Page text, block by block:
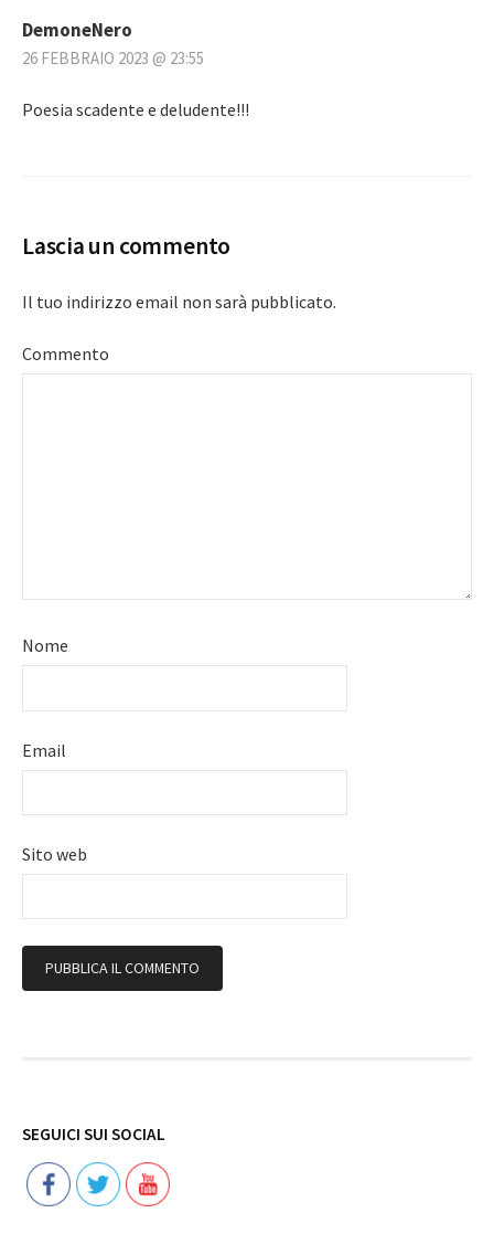
DemoneNero
26 FEBBRAIO 2023 @ 23:55
Poesia scadente e deludente!!!
Lascia un commento
Il tuo indirizzo email non sarà pubblicato.
Commento
Nome
Email
Sito web
SEGUICI SUI SOCIAL